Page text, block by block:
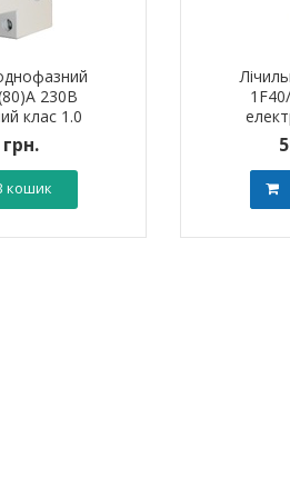
230В
клас 1.0
TNSy
кошик